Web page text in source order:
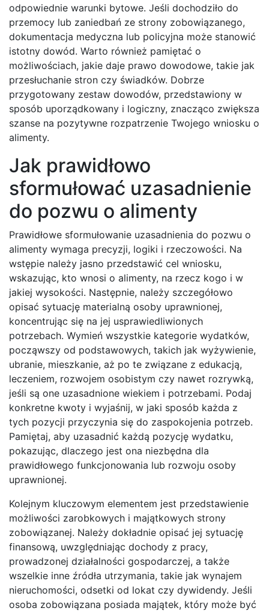
odpowiednie warunki bytowe. Jeśli dochodziło do
przemocy lub zaniedbań ze strony zobowiązanego,
dokumentacja medyczna lub policyjna może stanowić
istotny dowód. Warto również pamiętać o
możliwościach, jakie daje prawo dowodowe, takie jak
przesłuchanie stron czy świadków. Dobrze
przygotowany zestaw dowodów, przedstawiony w
sposób uporządkowany i logiczny, znacząco zwiększa
szanse na pozytywne rozpatrzenie Twojego wniosku o
alimenty.
Jak prawidłowo
sformułować uzasadnienie
do pozwu o alimenty
Prawidłowe sformułowanie uzasadnienia do pozwu o
alimenty wymaga precyzji, logiki i rzeczowości. Na
wstępie należy jasno przedstawić cel wniosku,
wskazując, kto wnosi o alimenty, na rzecz kogo i w
jakiej wysokości. Następnie, należy szczegółowo
opisać sytuację materialną osoby uprawnionej,
koncentrując się na jej usprawiedliwionych
potrzebach. Wymień wszystkie kategorie wydatków,
począwszy od podstawowych, takich jak wyżywienie,
ubranie, mieszkanie, aż po te związane z edukacją,
leczeniem, rozwojem osobistym czy nawet rozrywką,
jeśli są one uzasadnione wiekiem i potrzebami. Podaj
konkretne kwoty i wyjaśnij, w jaki sposób każda z
tych pozycji przyczynia się do zaspokojenia potrzeb.
Pamiętaj, aby uzasadnić każdą pozycję wydatku,
pokazując, dlaczego jest ona niezbędna dla
prawidłowego funkcjonowania lub rozwoju osoby
uprawnionej.
Kolejnym kluczowym elementem jest przedstawienie
możliwości zarobkowych i majątkowych strony
zobowiązanej. Należy dokładnie opisać jej sytuację
finansową, uwzględniając dochody z pracy,
prowadzonej działalności gospodarczej, a także
wszelkie inne źródła utrzymania, takie jak wynajem
nieruchomości, odsetki od lokat czy dywidendy. Jeśli
osoba zobowiązana posiada majątek, który może być